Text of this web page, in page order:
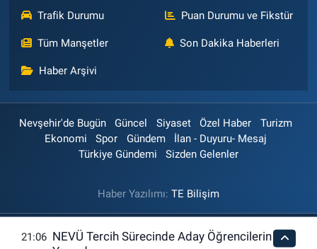
Trafik Durumu Puan Durumu ve Fikstür
Tüm Manşetler Son Dakika Haberleri
Haber Arşivi
Nevşehir'de Bugün Güncel Siyaset Özel Haber
Turizm
Ekonomi
Spor Gündem
İlan - Duyuru- Mesaj
Türkiye Gündemi
Sizden Gelenler
Haber Yazılımı: TE Bilişim
21:06 NEVÜ Tercih Sürecinde Aday Öğrencilerin